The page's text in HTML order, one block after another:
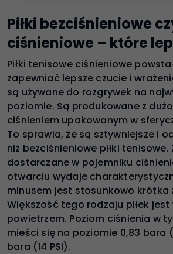
Piłki bezciśnieniowe
ciśnieniowe – które
Piłki tenisoweciśnieniowe
zapewniać lepsze czucie i
są używane do rozgrywek na
poziomie. Są produkowane z
ciśnieniem upakowanym w
To sprawia, że są sztywniejsze i
niż bezciśnieniowe piłki tenisowe.
dostarczane w pojemniku
otwarciu wydaje
minusem jest stosunkowo krótka
Większość tego rodzaju piłek jest
powietrzem. Poziom ciśnienia w
mieści się na poziomie 0,83 bara
bara (14 PSI).